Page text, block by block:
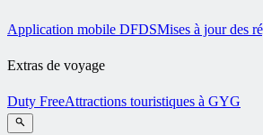
Application mobile DFDSMises à jour des
Extras de voyage
Duty FreeAttractions touristiques à GYG